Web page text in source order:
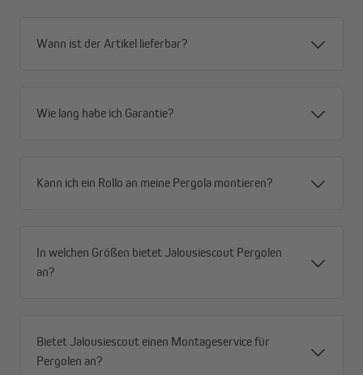
Der Aluminium-Rollladenpanzer besteht aus sehr stabilen,
rollgeformten Aluminiumprofilen, die mit Polyurethan (PU)
Verschieben untereinander mit Verriegelungen versehen.
Wann ist der Artikel lieferbar?
Wie lang habe ich Garantie?
Kann ich ein Rollo an meine Pergola montieren?
In welchen Größen bietet Jalousiescout Pergolen
an?
Bietet Jalousiescout einen Montageservice für
Pergolen an?